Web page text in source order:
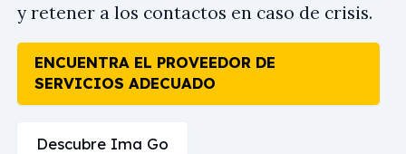
y retener a los contactos en caso de crisis.
ENCUENTRA EL PROVEEDOR DE
SERVICIOS ADECUADO
Descubre Ima Go